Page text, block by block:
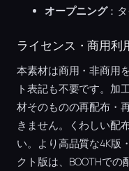
オープニング：
ライセンス・商用利
本素材は商用・非商用
ト表記も不要です。加
材そのものの再配布・
きません。くわしい配
い。より高品質な4K版
クト版は、BOOTHでの